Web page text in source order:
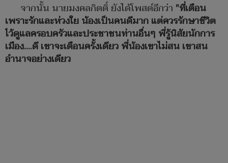
จากนั้น นายมงคลกิตติ์ ยังได้โพสต์อีกว่า "ที่เตือน
เพราะรักและห่วงใย น้องเป็นคนดีมาก แต่ควรรักษาชีวิต
ไว้ดูแลครอบครัวและประชาชนท่านอื่นๆ พี่รู้นิสัยนักการ
เมือง....ดี เขาจะเตือนครั้งเดียว พี่น้องเขาไม่สน เขาสน
อำนาจอย่างเดียว